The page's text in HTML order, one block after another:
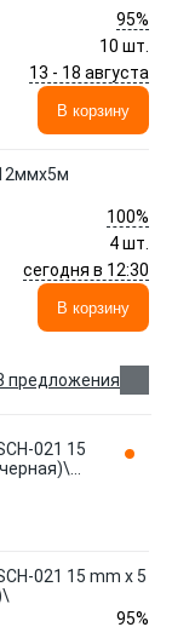
95%
10 шт.
13 - 18 августа
В корзину
100%
4 шт.
сегодня в 12:30
В корзину
предложения
021 15
021 15 mm x 5
95%